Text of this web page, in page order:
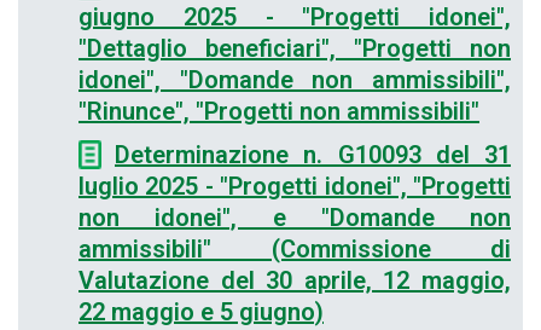
giugno 2025 - "Progetti idonei",
"Dettaglio beneficiari", "Progetti non
idonei", "Domande non ammissibili",
"Rinunce", "Progetti non ammissibili"
Determinazione n. G10093 del 31
luglio 2025 - "Progetti idonei", "Progetti
non idonei", e "Domande non
ammissibili" (Commissione di
Valutazione del 30 aprile, 12 maggio,
22 maggio e 5 giugno)